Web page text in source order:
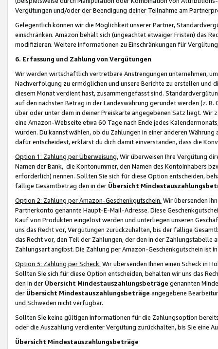
Vergütungen und/oder der Beendigung deiner Teilnahme am
Gelegentlich können wir die Möglichkeit unserer Partner,
einschränken. Amazon behält sich (ungeachtet etwaiger Fristen) das
modifizieren. Weitere Informationen zu Einschränkungen für
6. Erfassung und Zahlung von Vergütungen
Wir werden wirtschaftlich vertretbare Anstrengungen unternehmen,
Nachverfolgung zu ermöglichen und unsere Berichte zu erstellen und
diesem Monat verdient hast, zusammengefasst sind.
auf den nächsten Betrag in der Landeswährung gerundet werden (z.
über oder unter dem in deiner Preiskarte angegebenen Satz liegt.
eine Amazon-Webseite etwa 60 Tage nach Ende jedes
wurden. Du kannst wählen, ob du Zahlungen in einer anderen
dafür entscheidest, erklärst du dich damit einverstanden, dass die
Option 1: Zahlung per Überweisung. Wir überweisen Ihre Vergütung
Namen der Bank, die Kontonummer, den Namen des Kontoinhabers
erforderlich) nennen. Sollten Sie sich für diese Option entscheiden,
fällige Gesamtbetrag den in der Übersicht
Option 2: Zahlung per Amazon-Geschenkgutschein. Wir übersenden
Partnerkonto genannte Haupt-E-Mail-Adresse. Diese
Kauf von Produkten eingelöst werden und unterliegen unseren
uns das Recht vor, Vergütungen zurückzuhalten, bis der fällige
das Recht vor, den Teil der Zahlungen, der den in der
Zahlungsart angibst. Die Zahlung per Amazon-Geschenkgutschein ist
Option 3: Zahlung per Scheck. Wir übersenden Ihnen einen Scheck in
Sollten Sie sich für diese Option entscheiden, behalten wir uns das
den in der Übersicht Mindestauszahlungsbeträge genannten
der Übersicht Mindestauszahlungsbeträge angegebene
und Schweden nicht verfügbar.
Sollten Sie keine gültigen Informationen für die Zahlungsoption
oder die Auszahlung verdienter Vergütung zurückhalten, bis Sie
Übersicht Mindestauszahlungsbeträge